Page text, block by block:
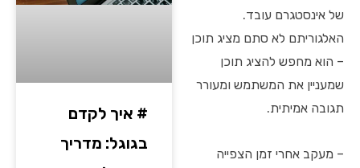
של אינסטגרם עובד.
האלגוריתם לא סתם מציג תוכן
– הוא מחפש להציג תוכן
שמעניין את המשתמש ומעורר
תגובה אמיתית.
– מעקב אחרי זמן הצפייה
# איך לקדם
בגוגל: מדריך